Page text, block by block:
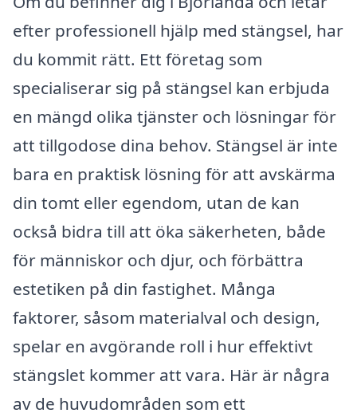
efter professionell hjälp med stängsel, har
du kommit rätt. Ett företag som
specialiserar sig på stängsel kan erbjuda
en mängd olika tjänster och lösningar för
att tillgodose dina behov. Stängsel är inte
bara en praktisk lösning för att avskärma
din tomt eller egendom, utan de kan
också bidra till att öka säkerheten, både
för människor och djur, och förbättra
estetiken på din fastighet. Många
faktorer, såsom materialval och design,
spelar en avgörande roll i hur effektivt
stängslet kommer att vara. Här är några
av de huvudområden som ett